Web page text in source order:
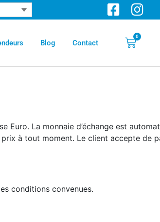
Blog Contact
0
Euro. La monnaie d’échange est
à tout moment. Le client accepte de
conditions convenues.